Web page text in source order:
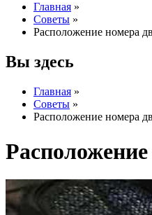
Главная »
Советы »
Расположение номера
Вы здесь
Главная »
Советы »
Расположение номера